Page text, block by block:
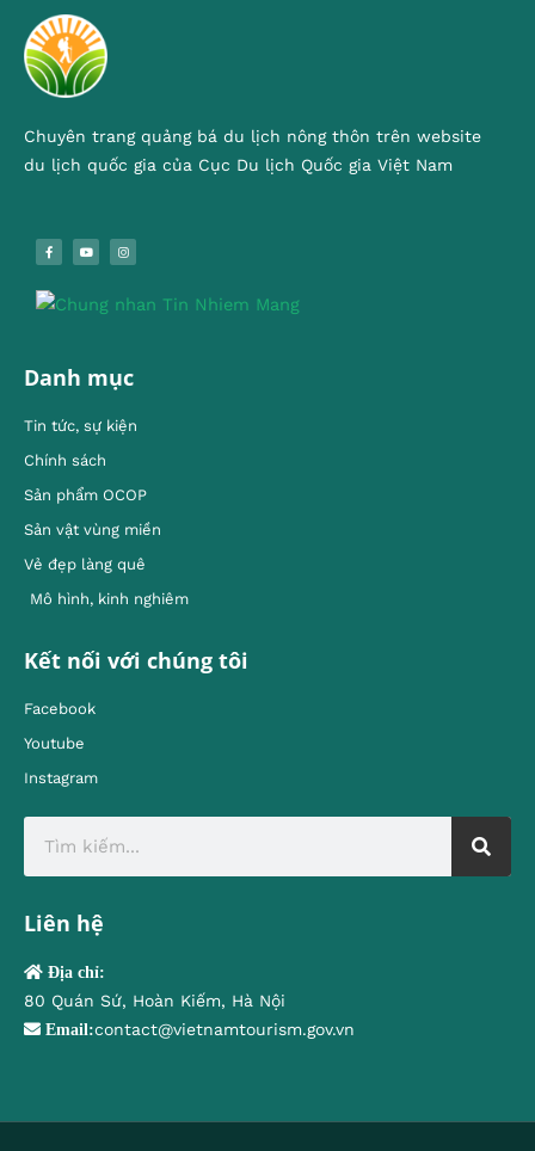
Chuyên trang quảng bá du lịch nông thôn trên website
du lịch quốc gia của Cục Du lịch Quốc gia Việt Nam
Danh mục
Tin tức, sự kiện
Chính sách
Sản phẩm OCOP
Sản vật vùng miền
Vẻ đẹp làng quê
Mô hình, kinh nghiêm
Kết nối với chúng tôi
Facebook
Youtube
Instagram
Liên hệ
Địa chỉ:
80 Quán Sứ, Hoàn Kiếm, Hà Nội
Email:contact@vietnamtourism.gov.vn